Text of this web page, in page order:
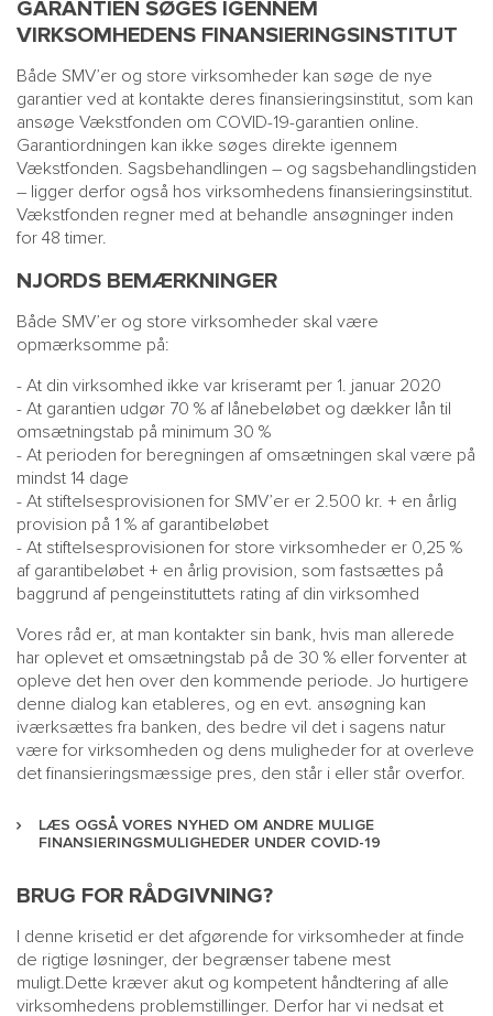
GARANTIEN SØGES IGENNEM
VIRKSOMHEDENS FINANSIERINGSINSTITUT
Både SMV’er og store virksomheder kan søge de nye
garantier ved at kontakte deres finansieringsinstitut, som kan
ansøge Vækstfonden om COVID-19-garantien online.
Garantiordningen kan ikke søges direkte igennem
Vækstfonden. Sagsbehandlingen – og sagsbehandlingstiden
– ligger derfor også hos virksomhedens finansieringsinstitut.
Vækstfonden regner med at behandle ansøgninger inden
for 48 timer.
NJORDS BEMÆRKNINGER
Både SMV’er og store virksomheder skal være
opmærksomme på:
- At din virksomhed ikke var kriseramt per 1. januar 2020
- At garantien udgør 70 % af lånebeløbet og dækker lån til
omsætningstab på minimum 30 %
- At perioden for beregningen af omsætningen skal være på
mindst 14 dage
- At stiftelsesprovisionen for SMV’er er 2.500 kr. + en årlig
provision på 1 % af garantibeløbet
- At stiftelsesprovisionen for store virksomheder er 0,25 %
af garantibeløbet + en årlig provision, som fastsættes på
baggrund af pengeinstituttets rating af din virksomhed
Vores råd er, at man kontakter sin bank, hvis man allerede
har oplevet et omsætningstab på de 30 % eller forventer at
opleve det hen over den kommende periode. Jo hurtigere
denne dialog kan etableres, og en evt. ansøgning kan
iværksættes fra banken, des bedre vil det i sagens natur
være for virksomheden og dens muligheder for at overleve
det finansieringsmæssige pres, den står i eller står overfor.
LÆS OGSÅ VORES NYHED OM ANDRE MULIGE
FINANSIERINGSMULIGHEDER UNDER COVID-19
BRUG FOR RÅDGIVNING?
I denne krisetid er det afgørende for virksomheder at finde
de rigtige løsninger, der begrænser tabene mest
muligt.Dette kræver akut og kompetent håndtering af alle
virksomhedens problemstillinger. Derfor har vi nedsat et